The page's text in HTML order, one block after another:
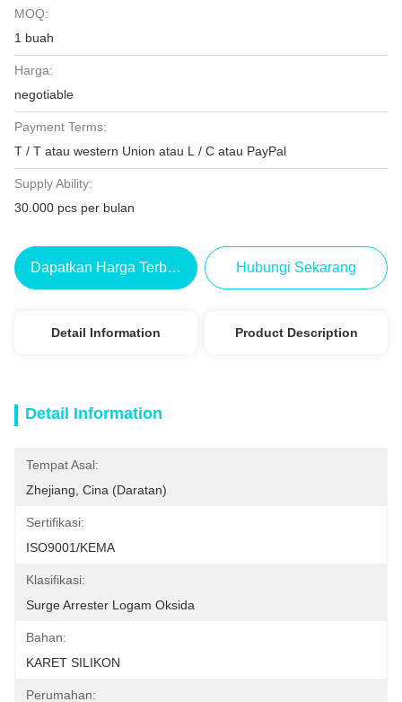
MOQ:
1 buah
Harga:
negotiable
Payment Terms:
T / T atau western Union atau L / C atau PayPal
Supply Ability:
30.000 pcs per bulan
Dapatkan Harga Terbaik Hubungi Sekarang
Detail Information Product Description
Detail Information
Tempat Asal:
Zhejiang, Cina (daratan)
Sertifikasi:
ISO9001/KEMA
Klasifikasi:
Surge Arrester Logam Oksida
Bahan:
KARET SILIKON
Perumahan: